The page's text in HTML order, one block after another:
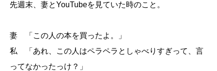
先週末、妻とYouTubeを見ていた時のこと。
妻 「この人の本を買ったよ。」
私 「あれ、この人はペラペラとしゃべりすぎって、言
ってなかったっけ？」